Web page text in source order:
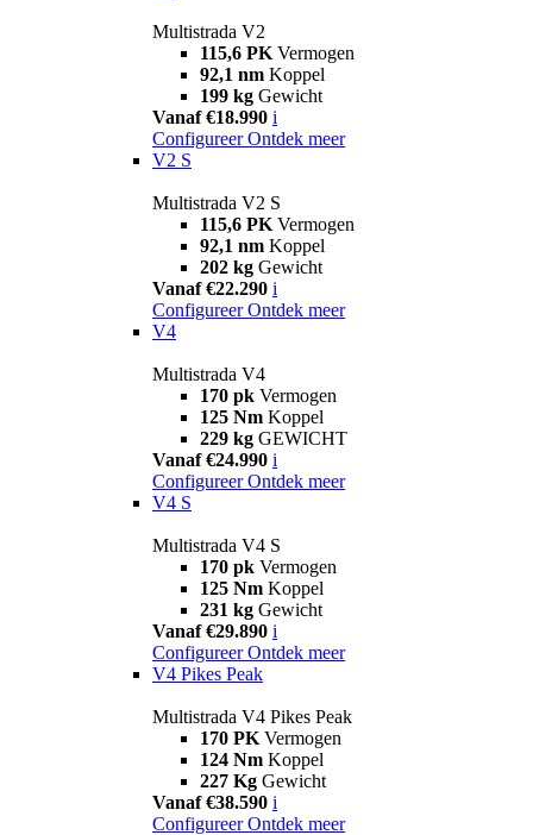
Multistrada V2
115,6 PK Vermogen
92,1 nm Koppel
199 kg Gewicht
Vanaf €18.990 i
Configureer Ontdek meer
V2 S
Multistrada V2 S
115,6 PK Vermogen
92,1 nm Koppel
202 kg Gewicht
Vanaf €22.290 i
Configureer Ontdek meer
V4
Multistrada V4
170 pk Vermogen
125 Nm Koppel
229 kg GEWICHT
Vanaf €24.990 i
Configureer Ontdek meer
V4 S
Multistrada V4 S
170 pk Vermogen
125 Nm Koppel
231 kg Gewicht
Vanaf €29.890 i
Configureer Ontdek meer
V4 Pikes Peak
Multistrada V4 Pikes Peak
170 PK Vermogen
124 Nm Koppel
227 Kg Gewicht
Vanaf €38.590 i
Configureer Ontdek meer